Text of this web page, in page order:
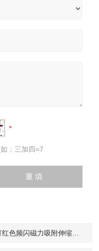
：三加四=7
频闪磁力吸附伸缩式IP65